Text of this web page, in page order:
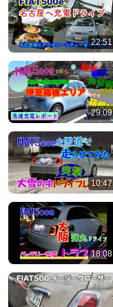
22:51
29:09
10:47
18:08